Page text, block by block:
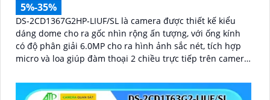
5%-35%
DS-2CD1367G2HP-LIUF/SL là camera được thiết kế kiểu
dáng dome cho ra gốc nhìn rộng ấn tượng, với ống kính
có độ phân giải 6.0MP cho ra hình ảnh sắc nét, tích hợp
micro và loa giúp đàm thoại 2 chiều trực tiếp trên camera,